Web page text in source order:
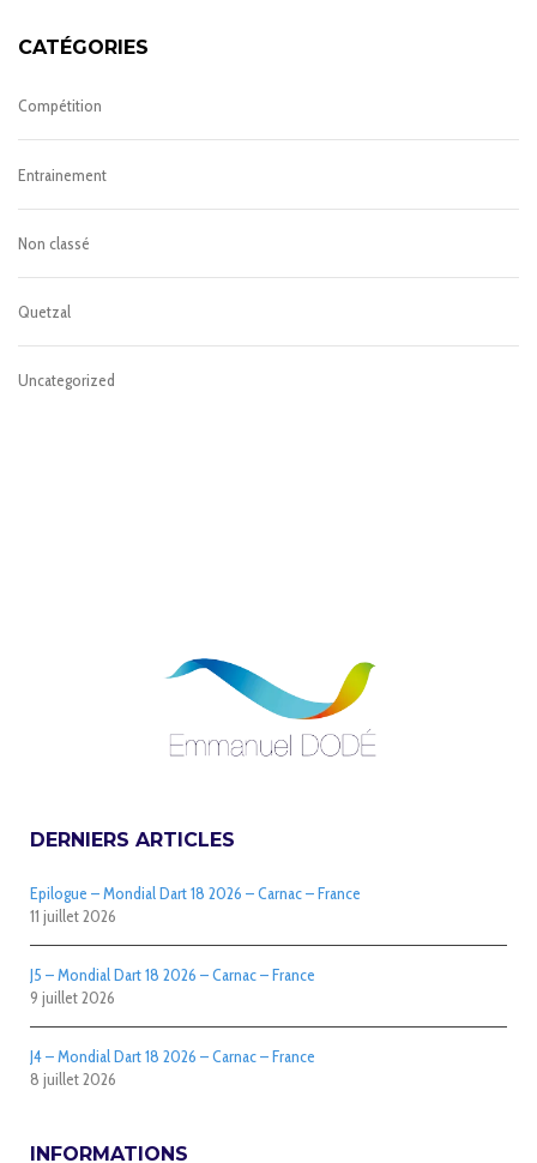
CATÉGORIES
Compétition
Entrainement
Non classé
Quetzal
Uncategorized
DERNIERS ARTICLES
Epilogue – Mondial Dart 18 2026 – Carnac – France
11 juillet 2026
J5 – Mondial Dart 18 2026 – Carnac – France
9 juillet 2026
J4 – Mondial Dart 18 2026 – Carnac – France
8 juillet 2026
INFORMATIONS